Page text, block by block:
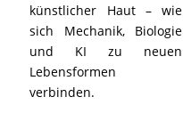
künstlicher Haut – wie
sich Mechanik, Biologie
und KI zu neuen
Lebensformen
verbinden.